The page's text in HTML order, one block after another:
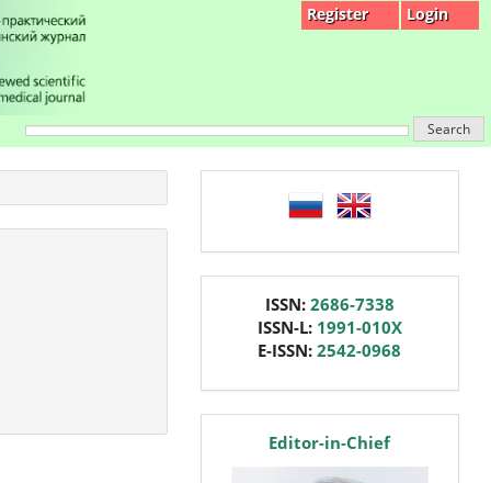
Register Login
Search
language
ISSN: 2686-7338
ISSN-L: 1991-010X
E-ISSN:2542-0968
editorEditor-in-Chief